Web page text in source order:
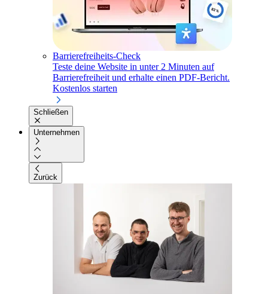
Barrierefreiheits-Check
Teste deine Website in unter 2 Minuten auf
Barrierefreiheit und erhalte einen PDF-Bericht.
Kostenlos starten
Schließen
Unternehmen
Zurück